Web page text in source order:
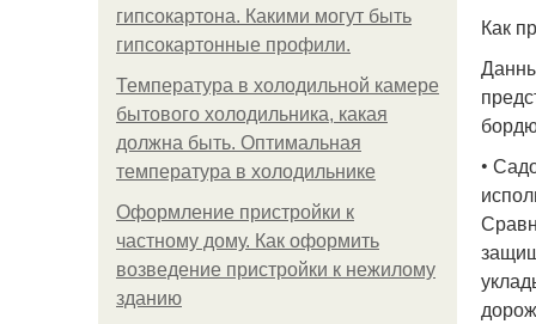
гипсокартона. Какими могут быть
гипсокартонные профили.
Температура в холодильной камере
бытового холодильника, какая
должна быть. Оптимальная
температура в холодильнике
Оформление пристройки к
частному дому. Как оформить
возведение пристройки к нежилому
зданию
Как
•